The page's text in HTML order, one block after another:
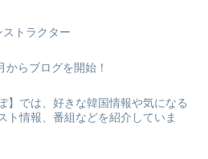
トラクター
からブログを開始！
】では、好きな韓国情報や気になる
ト情報、番組などを紹介していま